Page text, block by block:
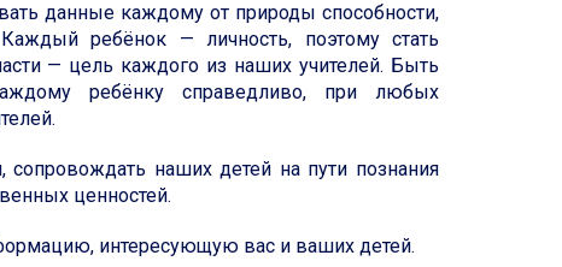
данные каждому от природы способности,
ребёнок — личность, поэтому стать
— цель каждого из наших учителей. Быть
ребёнку справедливо, при любых
наших детей на пути познания
ценностей.
интересующую вас и ваших детей.